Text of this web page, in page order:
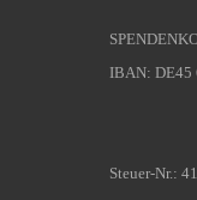
IBAN: DE45
Steuer-Nr.: